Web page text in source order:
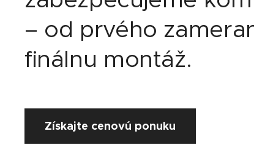
– od prvého
finálnu montáž.
Získajte cenovú ponuku